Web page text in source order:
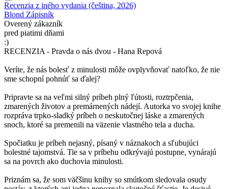
Recenzia z iného vydania (čeština, 2026)
Blond Zápisník
Overený zákazník
pred piatimi dňami
:)
RECENZIA - Pravda o nás dvou - Hana Repová
Veríte, že nás bolesť z minulosti môže ovplyvňovať natoľko, že nie
sme schopní pohnúť sa ďalej?
Pripravte sa na veľmi silný príbeh plný ľútosti, roztrpčenia,
zmarených životov a premárnených nádejí. Autorka vo svojej knihe
rozpráva trpko-sladký príbeh o neskutočnej láske a zmarených
snoch, ktoré sa premenili na väzenie vlastného tela a ducha.
Spočiatku je príbeh nejasný, písaný v náznakoch a sľubujúci
bolestné tajomstvá. Tie sa v príbehu odkrývajú postupne, vynárajú
sa na povrch ako duchovia minulosti.
Priznám sa, že som väčšinu knihy so smútkom sledovala osudy